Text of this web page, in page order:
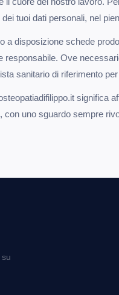
dei tuoi dati personali, nel
a disposizione schede
responsabile. Ove
sanitario di riferimento
significa
con uno sguardo sempre